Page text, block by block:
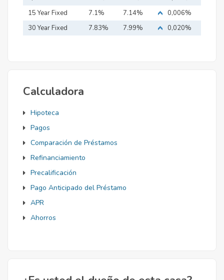
15 Year Fixed
Mortgage
7.1% 7.14%
0,006%
30 Year Fixed
7.83% 7.99% 0,020%
Calculadora
Hipoteca
Pagos
Comparación de Préstamos
Refinanciamiento
Precalificación
Pago Anticipado del Préstamo
APR
Ahorros